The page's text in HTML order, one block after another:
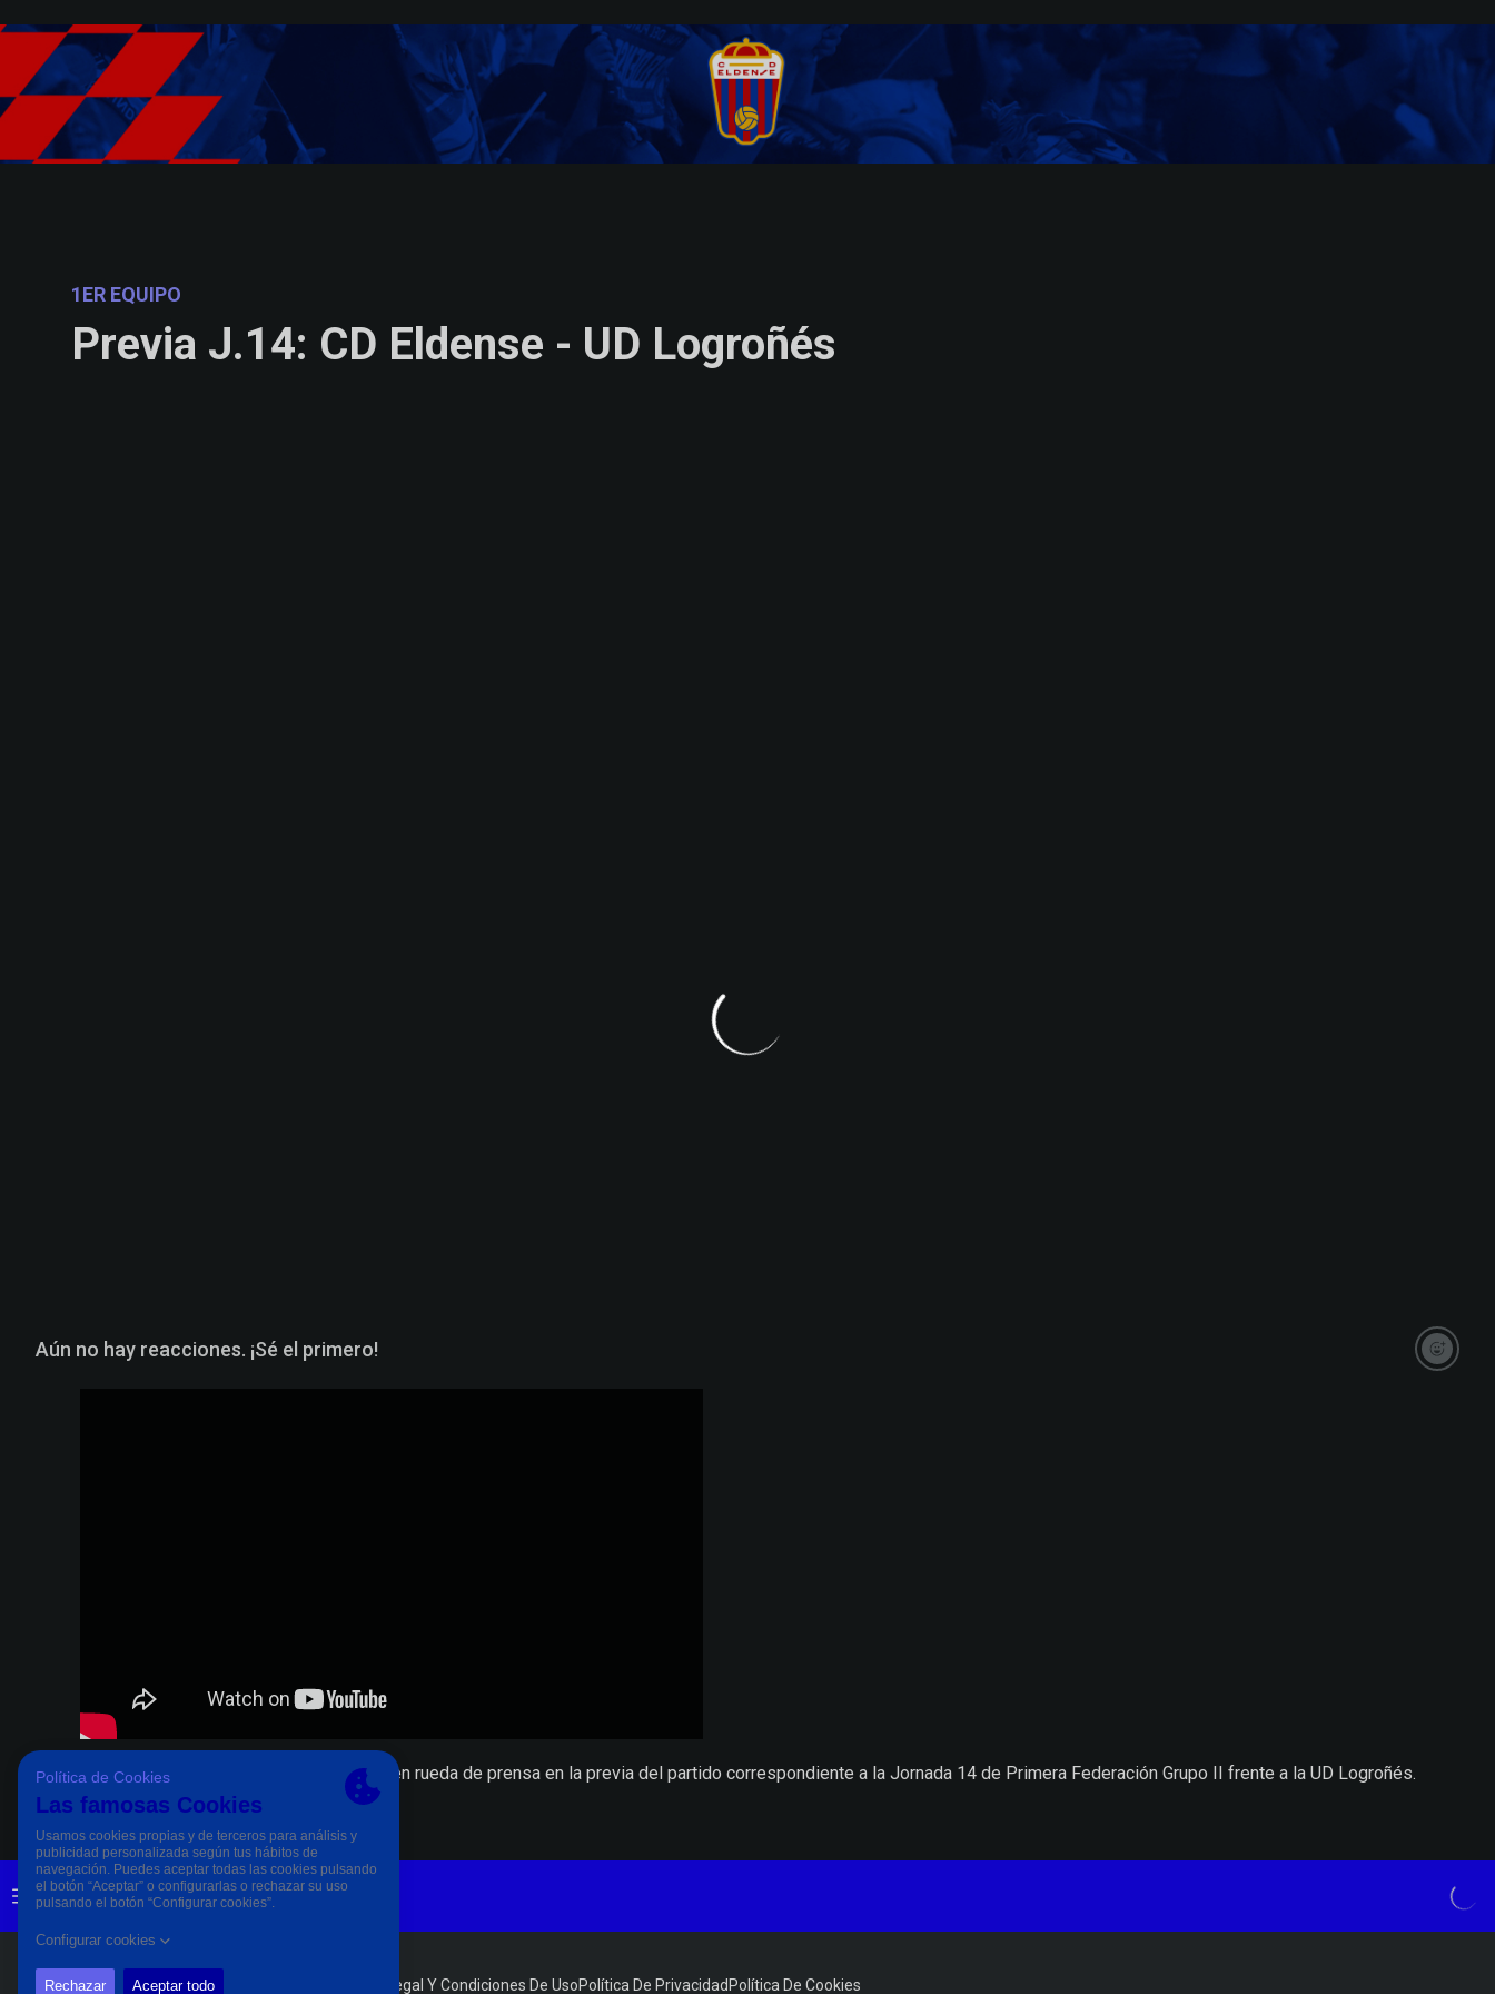
1ER EQUIPO
Previa J.14: CD Eldense - UD Logroñés
Aún no hay reacciones. ¡Sé el primero!
Fernando Estévez y Pedro Capó comparecen en rueda de prensa en la previa del partido correspondiente a la Jornada 14 de Primera Federación Grupo II frente a la UD Logroñés.
Aviso Legal Y Condiciones De UsoPolítica De Privacidad Política De Cookies
PÀGINA OFICIAL © CD ELDENSE 2023